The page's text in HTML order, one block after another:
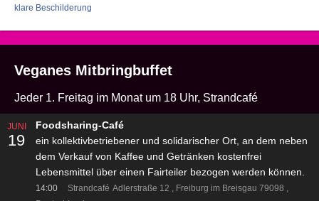
klare Beschilderung
Veganes Mitbringbuffet
Jeder 1. Freitag im Monat um 18 Uhr, Strandcafé
JUNI
19
Foodsharing-Café
ein kollektivbetriebener und solidarischer Ort, an dem neben
dem Verkauf von Kaffee und Getränken kostenfrei
Lebensmittel über einen Fairteiler bezogen werden können.
14:00 Strandcafé Adlerstraße 12
Freiburg im Breisgau 79098